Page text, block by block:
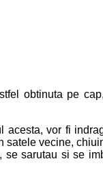
obtinuta pe
vor fi
vecine,
sarutau si se